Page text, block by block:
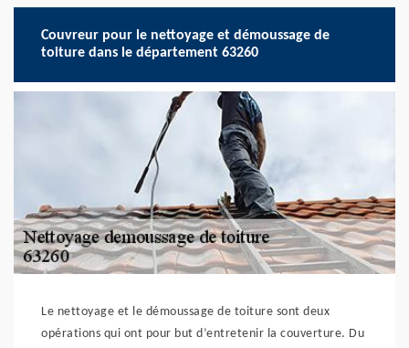
Couvreur pour le nettoyage et démoussage de
toiture dans le département 63260
Le nettoyage et le démoussage de toiture sont deux
opérations qui ont pour but d’entretenir la couverture. Du